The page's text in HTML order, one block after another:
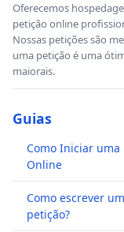
Oferecemos
petição online
Nossas petições são
uma petição é uma
maiorais.
Guias
Como Iniciar uma
Online
Como escrever
petição?